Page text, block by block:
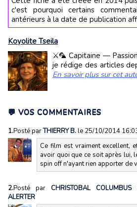
c'est pourquoi certains
antérieurs à la date de publication
Koyolite Tseila
⚔️🦜 Capitaine —
je rédige des articles
En savoir plus sur cet
💬 VOS COMMENTAIRES
1.Posté parTHIERRY B.le 25/10/2014
Ce film est vraiment excellent,
avoir quoi que ce soit après lui,
spin off n'ayant rien apporter de
2.Posté parCHRISTOBAL COLUMBUS
ALERTER